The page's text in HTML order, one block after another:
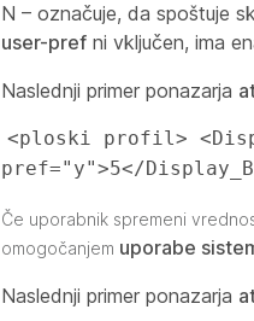
N – označuje, da spoštuje
user-pref ni vključen, ima
Naslednji primer ponazarja
<ploski profil>
pref="y">5</
Če uporabnik spremeni
omogočanjem uporabe
Naslednji primer ponazarja